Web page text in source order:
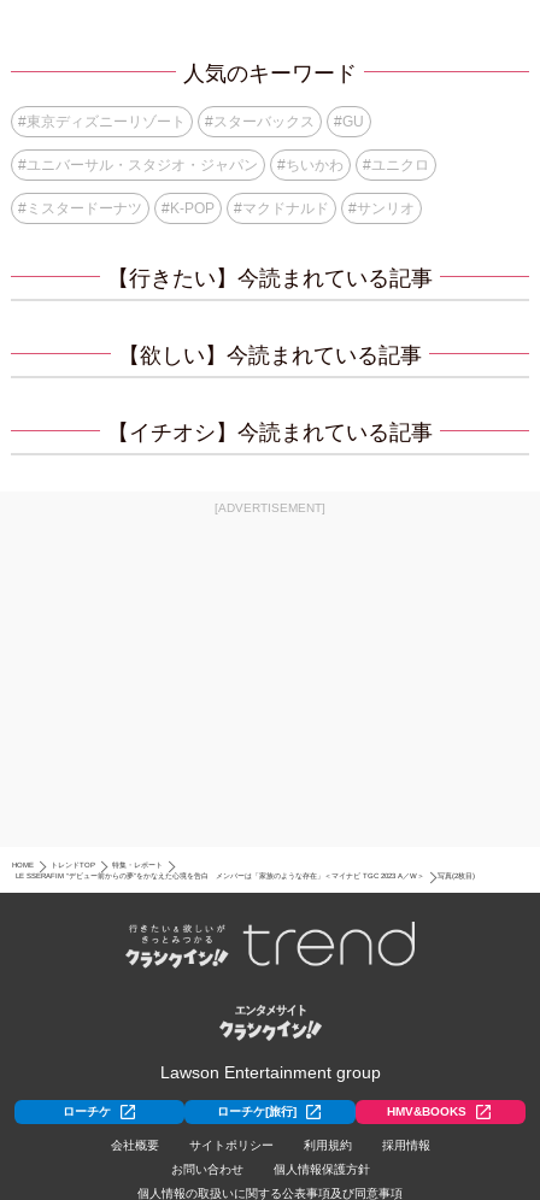
人気のキーワード
#東京ディズニーリゾート #スターバックス #GU
#ユニバーサル・スタジオ・ジャパン #ちいかわ #ユニクロ
#ミスタードーナツ #K-POP #マクドナルド #サンリオ
【行きたい】今読まれている記事
【欲しい】今読まれている記事
【イチオシ】今読まれている記事
[ADVERTISEMENT]
HOME トレンドTOP
特集・レポート
LE SSERAFIM “デビュー前からの夢”をかなえた心境を告白 メンバーは「家族のような存在」＜マイナビ TGC 2023 A／W＞
写真(2枚目)
Lawson Entertainment group
ローチケ ローチケ[旅行] HMV&BOOKS
会社概要 サイトポリシー 利用規約
採用情報
お問い合わせ
個人情報保護方針
個人情報の取扱いに関する公表事項及び同意事項